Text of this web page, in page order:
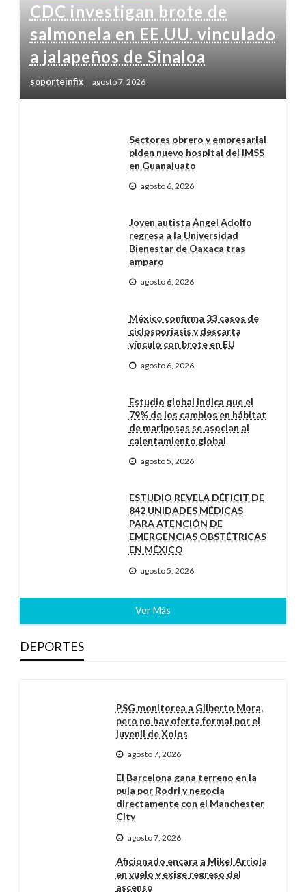
CDC investigan brote de
salmonela en EE.UU. vinculado
a jalapeños de Sinaloa
soporteinfix agosto 7, 2026
Sectores obrero y empresarial
piden nuevo hospital del IMSS
en Guanajuato
agosto 6, 2026
Joven autista Ángel Adolfo
regresa a la Universidad
Bienestar de Oaxaca tras
amparo
agosto 6, 2026
México confirma 33 casos de
ciclosporiasis y descarta
vínculo con brote en EU
agosto 6, 2026
Estudio global indica que el
79% de los cambios en hábitat
de mariposas se asocian al
calentamiento global
agosto 5, 2026
ESTUDIO REVELA DÉFICIT DE
842 UNIDADES MÉDICAS
PARA ATENCIÓN DE
EMERGENCIAS OBSTÉTRICAS
EN MÉXICO
agosto 5, 2026
Ver Más
DEPORTES
PSG monitorea a Gilberto Mora,
pero no hay oferta formal por el
juvenil de Xolos
agosto 7, 2026
El Barcelona gana terreno en la
puja por Rodri y negocia
directamente con el Manchester
City
agosto 7, 2026
Aficionado encara a Mikel Arriola
en vuelo y exige regreso del
ascenso